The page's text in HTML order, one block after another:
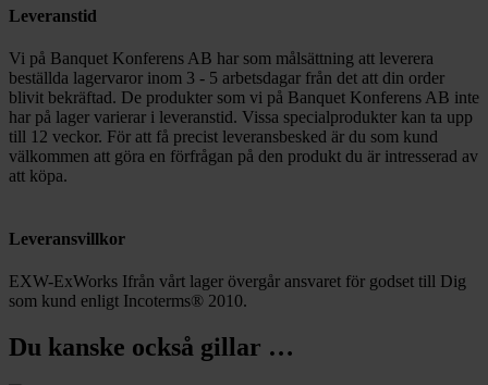
Leveranstid
Vi på Banquet Konferens AB har som målsättning att leverera
beställda lagervaror inom 3 - 5 arbetsdagar från det att din order
blivit bekräftad. De produkter som vi på Banquet Konferens AB inte
har på lager varierar i leveranstid. Vissa specialprodukter kan ta upp
till 12 veckor. För att få precist leveransbesked är du som kund
välkommen att göra en förfrågan på den produkt du är intresserad av
att köpa.
Leveransvillkor
EXW-ExWorks Ifrån vårt lager övergår ansvaret för godset till Dig
som kund enligt Incoterms® 2010.
Du kanske också gillar …